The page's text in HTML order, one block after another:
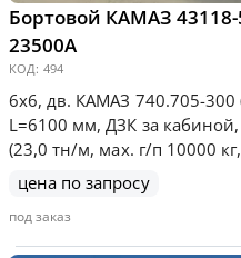
Бортовой КАМАЗ 43118-
23500А
КОД: 494
6х6, дв. КАМАЗ 740.705-300
L=6100 мм, ДЗК за
(23,0 тн/м, мах. г/п 10000
цена по запросу
под заказ